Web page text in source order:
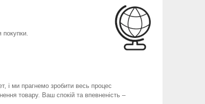
і ми прагнемо зробити весь процес
товару. Ваш спокій та впевненість –